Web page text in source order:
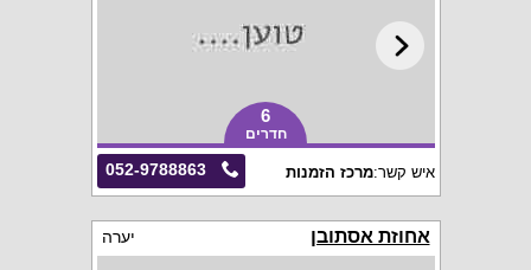
6
חדרים
052-9788863 איש קשר:מרכז הזמנות
אחוזת אסתובן יערה